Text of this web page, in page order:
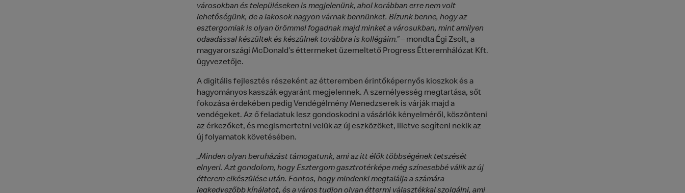
városokban és településeken is megjelenünk, ahol korábban erre nem volt
lehetőségünk, de a lakosok nagyon várnak bennünket. Bízunk benne, hogy az
esztergomiak is olyan örömmel fogadnak majd minket a városukban, mint amilyen
odaadással készültek és készülnek továbbra is kollégáim.”– mondta Égi Zsolt, a
magyarországi McDonald’s éttermeket üzemeltető Progress Étteremhálózat Kft.
ügyvezetője.
A digitális fejlesztés részeként az étteremben érintőképernyős kioszkok és a
hagyományos kasszák egyaránt megjelennek. A személyesség megtartása, sőt
fokozása érdekében pedig Vendégélmény Menedzserek is várják majd a
vendégeket. Az ő feladatuk lesz gondoskodni a vásárlók kényelméről, köszönteni
az érkezőket, és megismertetni velük az új eszközöket, illetve segíteni nekik az
új folyamatok követésében.
„Minden olyan beruházást támogatunk, ami az itt élők többségének tetszését
elnyeri. Azt gondolom, hogy Esztergom gasztrotérképe még színesebbé válik az új
étterem elkészülése után. Fontos, hogy mindenki megtalálja a számára
legkedvezőbb kínálatot, és a város tudjon olyan éttermi választékkal szolgálni, ami